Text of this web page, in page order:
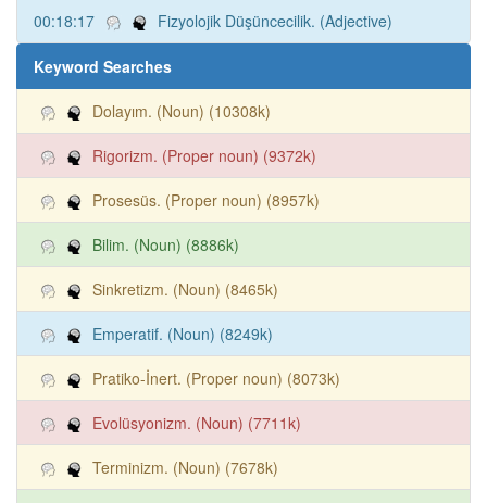
00:18:17 Fizyolojik Düşüncecilik. (Adjective)
Keyword Searches
Dolayım. (Noun) (10308k)
Rigorizm. (Proper noun) (9372k)
Prosesüs. (Proper noun) (8957k)
Bilim. (Noun) (8886k)
Sinkretizm. (Noun) (8465k)
Emperatif. (Noun) (8249k)
Pratiko-İnert. (Proper noun) (8073k)
Evolüsyonizm. (Noun) (7711k)
Terminizm. (Noun) (7678k)